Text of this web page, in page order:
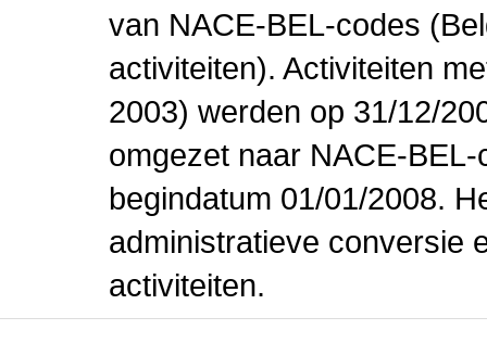
van NACE-BEL-codes
activiteiten). Activiteiten
2003) werden op 31/12/
omgezet naar NACE-
begindatum 01/01/2008.
administratieve conversie
activiteiten.